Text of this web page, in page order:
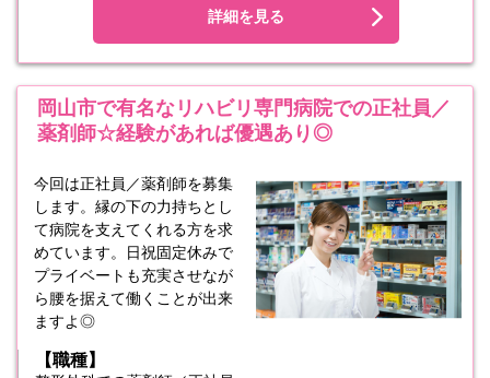
詳細を見る
岡山市で有名なリハビリ専門病院での正社員／
薬剤師☆経験があれば優遇あり◎
今回は正社員／薬剤師を募集
します。縁の下の力持ちとし
て病院を支えてくれる方を求
めています。日祝固定休みで
プライベートも充実させなが
ら腰を据えて働くことが出来
ますよ◎
【職種】